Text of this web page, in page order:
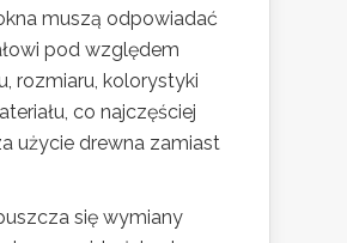
muszą odpowiadać
pod względem
rozmiaru, kolorystyki
co najczęściej
użycie drewna zamiast
się wymiany